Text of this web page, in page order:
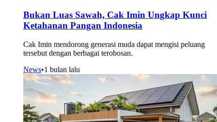
Bukan Luas Sawah, Cak Imin Ungkap Kunci
Ketahanan Pangan Indonesia
Cak Imin mendorong generasi muda dapat mengisi peluang
tersebut dengan berbagai terobosan.
News•1 bulan lalu